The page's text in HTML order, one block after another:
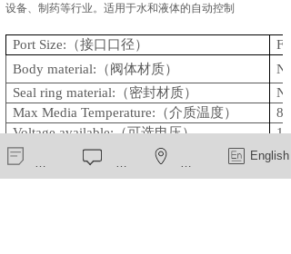
设备、制药等行业。 适用于水和液体的自动控制
Port Size: （接口口径）
Body material: （阀体材质）
Seal ring material: （密封材质）
Max Media Temperature: （介质温度）
80
Voltage available:（可选电压）
Protection Class
（防护等级）
在线留言 English